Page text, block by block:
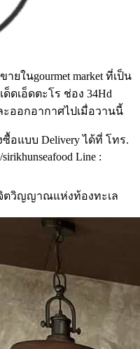
ในgourmet market ที่เป็น
ดเอ็ดตะโร ช่อง 34Hd
ออกอากาศไปเมื่อวานนี้
อแบบ Delivery ได้ที่ โทร.
Line :
จิตวิญญาณแห่งท้องทะเล